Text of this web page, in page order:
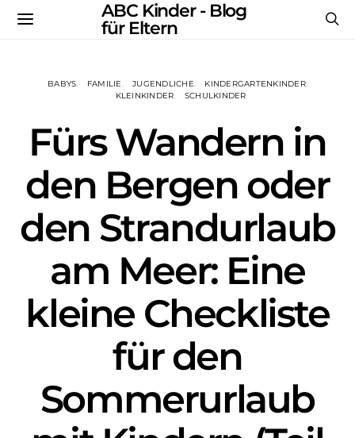
ABC Kinder - Blog
für Eltern
BABYS FAMILIE JUGENDLICHE
KINDERGARTENKINDER
KLEINKINDER
SCHULKINDER
Fürs Wandern in
den Bergen oder
den Strandurlaub
am Meer: Eine
kleine Checkliste
für den
Sommerurlaub